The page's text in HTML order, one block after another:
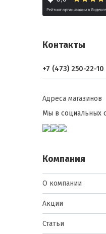
Контакты
+7 (473) 250-22-10
Адреса магазинов
Мы в социальных
Компания
О компании
Акции
Статьи